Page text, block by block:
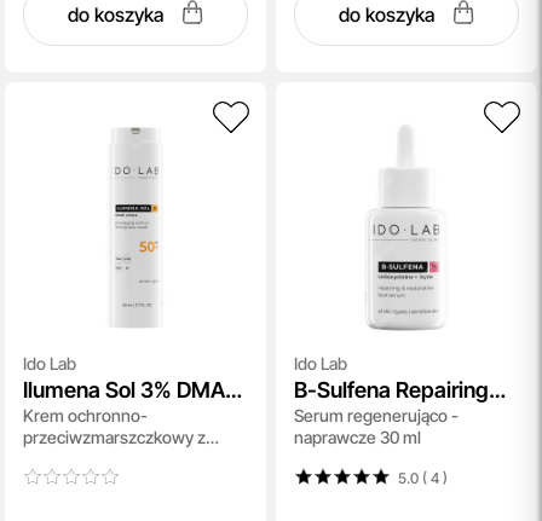
do koszyka do koszyka
Ido Lab
Ilumena Sol 3% DMAE
Citrate Photoaging
Control
Krem ochronno-
przeciwzmarszczkowy z
Ido Lab
B-Sulfena Repairing
And Restorative Face
Serum
Serum regenerująco -
naprawcze 30 ml
5.0 ( 4)